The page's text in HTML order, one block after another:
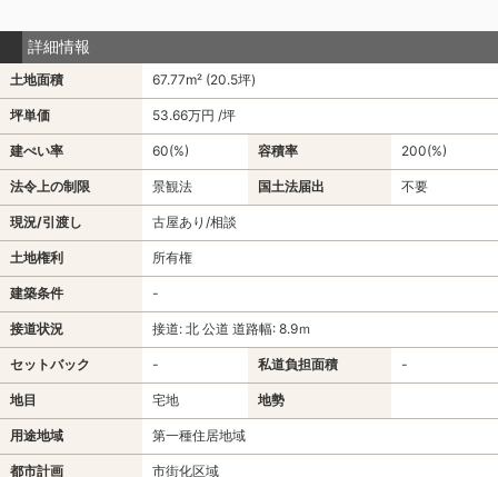
詳細情報
土地面積 67.77m² (20.5坪)
坪単価 53.66万円 /坪
建ぺい率 60(%) 容積率 200(%)
法令上の制限 景観法 国土法届出 不要
現況/引渡し 古屋あり/相談
土地権利 所有権
建築条件 -
接道状況 接道: 北 公道 道路幅: 8.9ｍ
セットバック - 私道負担面積 -
地目 宅地 地勢
用途地域 第一種住居地域
都市計画 市街化区域